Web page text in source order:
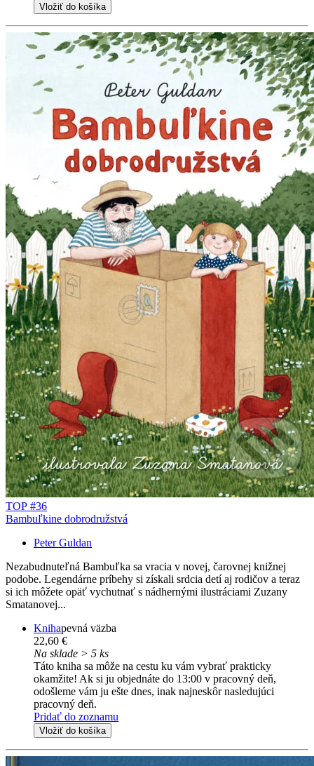
Vložiť do košíka
TOP #36
Bambuľkine dobrodružstvá
Peter Guldan
Nezabudnuteľná Bambuľka sa vracia v novej, čarovnej knižnej
podobe. Legendárne príbehy si získali srdcia detí aj rodičov a teraz
si ich môžete opäť vychutnať s nádhernými ilustráciami Zuzany
Smatanovej...
Knihapevná väzba
22,60 €
Na sklade > 5 ks
Táto kniha sa môže na cestu ku vám vybrať prakticky
okamžite! Ak si ju objednáte do 13:00 v pracovný deň,
odošleme vám ju ešte dnes, inak najneskôr nasledujúci
pracovný deň.
Pridať do zoznamu
Vložiť do košíka